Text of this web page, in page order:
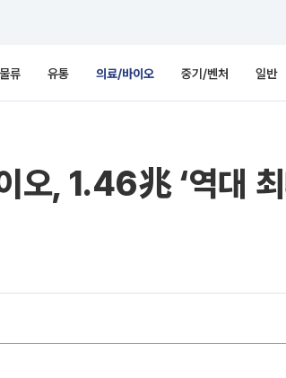
류 유통 의료/바이오 중기/벤처 일반
오, 1.46兆 ‘역대